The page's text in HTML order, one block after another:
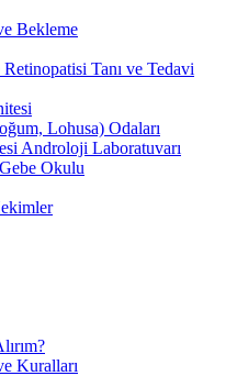
Bekleme
Tanı ve Tedavi
Lohusa) Odaları
Androloji Laboratuvarı
Okulu
Kuralları